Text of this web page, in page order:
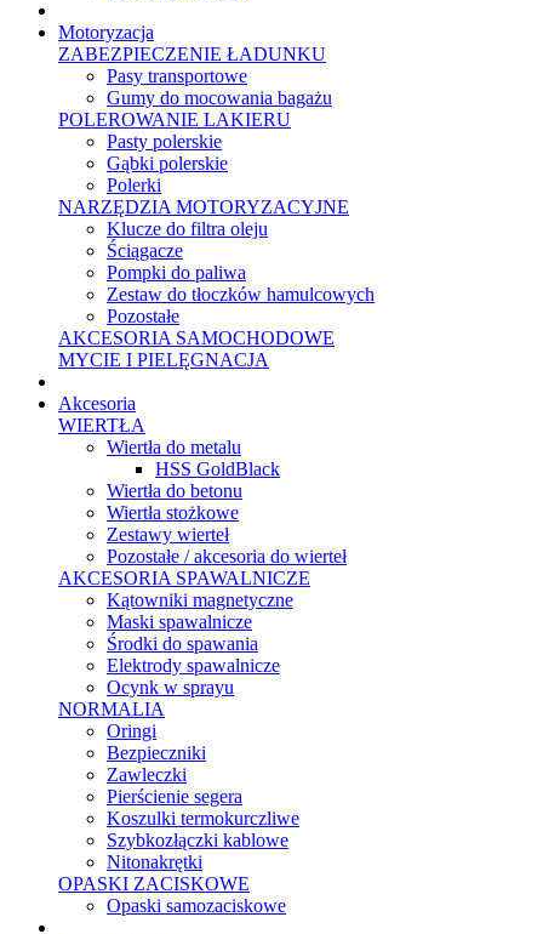
Motoryzacja
ZABEZPIECZENIE ŁADUNKU
Pasy transportowe
Gumy do mocowania bagażu
POLEROWANIE LAKIERU
Pasty polerskie
Gąbki polerskie
Polerki
NARZĘDZIA MOTORYZACYJNE
Klucze do filtra oleju
Ściągacze
Pompki do paliwa
Zestaw do tłoczków hamulcowych
Pozostałe
AKCESORIA SAMOCHODOWE
MYCIE I PIELĘGNACJA
Akcesoria
WIERTŁA
Wiertła do metalu
HSS GoldBlack
Wiertła do betonu
Wiertła stożkowe
Zestawy wierteł
Pozostałe / akcesoria do wierteł
AKCESORIA SPAWALNICZE
Kątowniki magnetyczne
Maski spawalnicze
Środki do spawania
Elektrody spawalnicze
Ocynk w sprayu
NORMALIA
Oringi
Bezpieczniki
Zawleczki
Pierścienie segera
Koszulki termokurczliwe
Szybkozłączki kablowe
Nitonakrętki
OPASKI ZACISKOWE
Opaski samozaciskowe